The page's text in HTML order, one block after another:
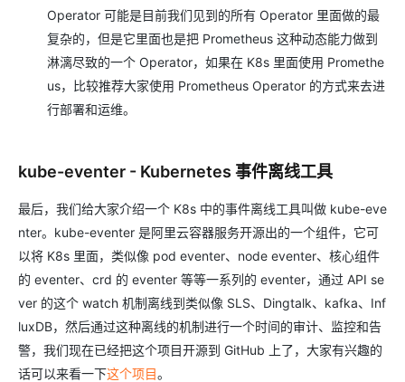
Operator 可能是目前我们见到的所有 Operator 里面做的最
复杂的，但是它里面也是把 Prometheus 这种动态能力做到
淋漓尽致的一个 Operator，如果在 K8s 里面使用 Promethe
us，比较推荐大家使用 Prometheus Operator 的方式来去进
行部署和运维。
kube-eventer - Kubernetes 事件离线工具
最后，我们给大家介绍一个 K8s 中的事件离线工具叫做 kube-eve
nter。kube-eventer 是阿里云容器服务开源出的一个组件，它可
以将 K8s 里面，类似像 pod eventer、node eventer、核心组件
的 eventer、crd 的 eventer 等等一系列的 eventer，通过 API se
ver 的这个 watch 机制离线到类似像 SLS、Dingtalk、kafka、Inf
luxDB，然后通过这种离线的机制进行一个时间的审计、监控和告
警，我们现在已经把这个项目开源到 GitHub 上了，大家有兴趣的
话可以来看一下这个项目。